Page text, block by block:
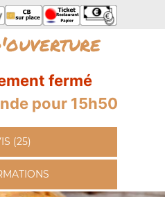
fermé
pour 15h50
(25)